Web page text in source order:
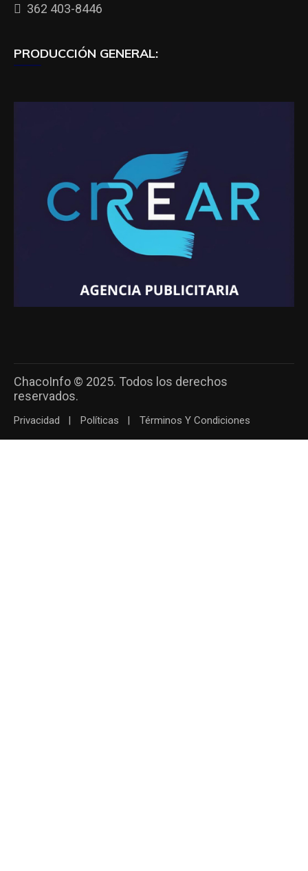
362 403-8446
PRODUCCIÓN GENERAL:
ChacoInfo © 2025. Todos los derechos
reservados.
Privacidad Políticas Términos Y Condiciones